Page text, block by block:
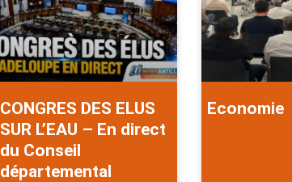
CONGRES DES ELUS
SUR L’EAU – En direct
du Conseil
départemental
Economie